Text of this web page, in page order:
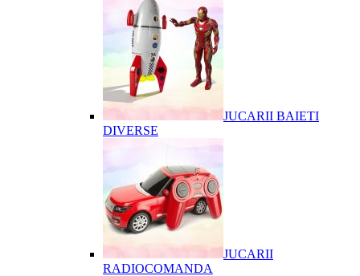
JUCARII BAIETI
DIVERSE
JUCARII
RADIOCOMANDA